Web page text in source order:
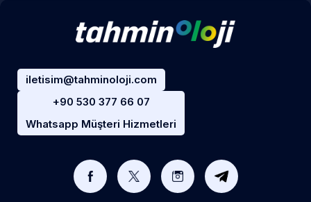
iletisim@tahminoloji.com
+90 530 377 66 07
Whatsapp Müşteri Hizmetleri